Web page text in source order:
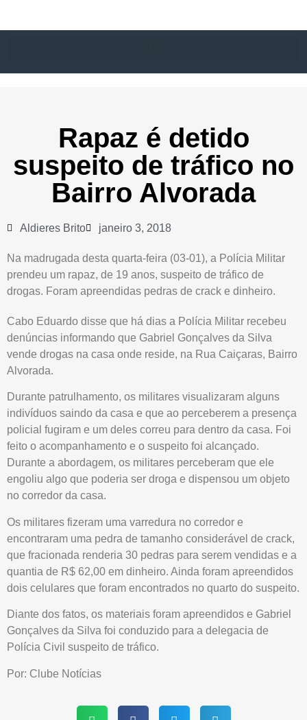
Rapaz é detido
suspeito de tráfico no
Bairro Alvorada
Aldieres Brito janeiro 3, 2018
Na madrugada desta quarta-feira (03-01), a Polícia Militar
prendeu um rapaz, de 19 anos, suspeito de tráfico de
drogas. Foram apreendidas pedras de crack e dinheiro.
Cabo Eduardo disse que há dias a Polícia Militar recebeu
denúncias informando que Gabriel Gonçalves da Silva
vende drogas na casa onde reside, na Rua Caiçaras, Bairro
Alvorada.
Durante patrulhamento, os militares visualizaram alguns
indivíduos saindo da casa e que ao perceberem a presença
policial fugiram e um deles correu para dentro da casa. Foi
feito o acompanhamento e o suspeito foi alcançado.
Durante a abordagem, os militares perceberam que ele
engoliu algo que poderia ser droga e dispensou um objeto
no corredor da casa.
Os militares fizeram uma varredura no corredor e
encontraram uma pedra de tamanho considerável de crack,
que fracionada renderia 30 pedras para serem vendidas e a
quantia de R$ 62,00 em dinheiro. Ainda foram apreendidos
dois celulares que foram encontrados no quarto do suspeito.
Diante dos fatos, os materiais foram apreendidos e Gabriel
Gonçalves da Silva foi conduzido para a delegacia de
Polícia Civil suspeito de tráfico.
Por: Clube Notícias